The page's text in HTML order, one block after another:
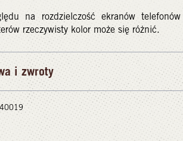
na rozdzielczość ekranów
rzeczywisty kolor może się różnić.
i zwroty